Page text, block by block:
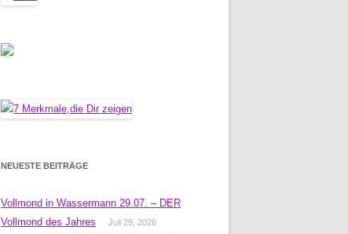
NEUESTE BEITRÄGE
Vollmond in Wassermann 29.07. – DER
Vollmond des Jahres
Juli 29, 2026